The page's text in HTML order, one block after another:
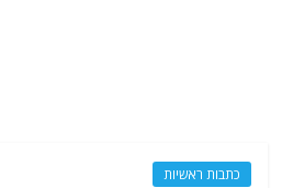
כתבות ראשיות